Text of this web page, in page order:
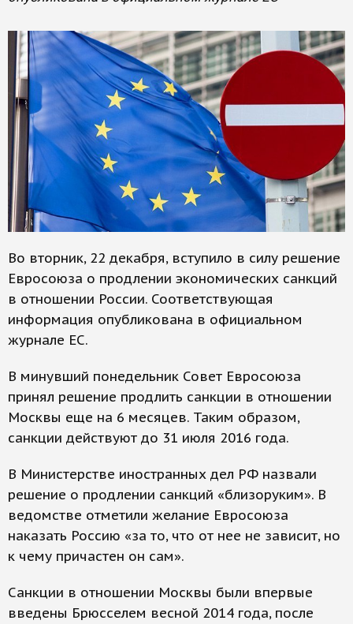
Во вторник, 22 декабря, вступило в силу решение
Евросоюза о продлении экономических санкций
в отношении России. Соответствующая
информация опубликована в официальном
журнале ЕС.
В минувший понедельник Совет Евросоюза
принял решение продлить санкции в отношении
Москвы еще на 6 месяцев. Таким образом,
санкции действуют до 31 июля 2016 года.
В Министерстве иностранных дел РФ назвали
решение о продлении санкций «близоруким». В
ведомстве отметили желание Евросоюза
наказать Россию «за то, что от нее не зависит, но
к чему причастен он сам».
Санкции в отношении Москвы были впервые
введены Брюсселем весной 2014 года, после